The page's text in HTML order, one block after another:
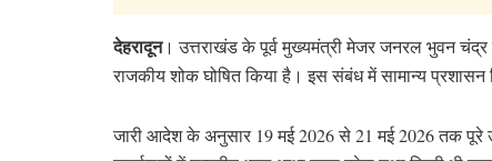
देहरादून। उत्तराखंड के पूर्व मुख्यमंत्री मेजर जनरल भुवन
राजकीय शोक घोषित किया है। इस संबंध में सामान्य प्रशासन
जारी आदेश के अनुसार 19 मई 2026 से 21 मई 2026 तक पूरे